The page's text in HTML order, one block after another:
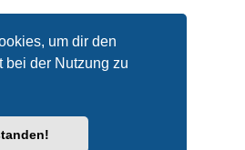
um dir den
bei der Nutzung zu